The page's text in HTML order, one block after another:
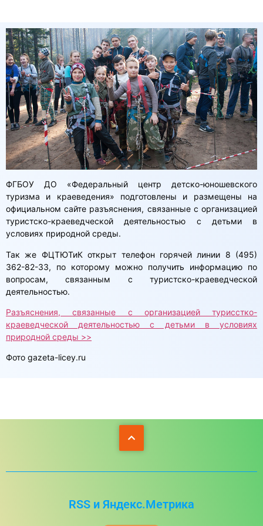
ФГБОУ ДО «Федеральный центр детско-юношевского
туризма и краеведения» подготовлены и размещены на
официальном сайте разъяснения, связанные с организацией
туристско-краеведческой деятельностью с детьми в
условиях природной среды.
Так же ФЦТЮТиК открыт телефон горячей линии 8 (495)
362-82-33, по которому можно получить информацию по
вопросам, связанным с туристско-краеведческой
деятельностью.
Разъяснения, связанные с организацией турисстко-
краеведческой деятельностью с детьми в условиях
природной среды >>
Фото gazeta-licey.ru
RSS и Яндекс.Метрика